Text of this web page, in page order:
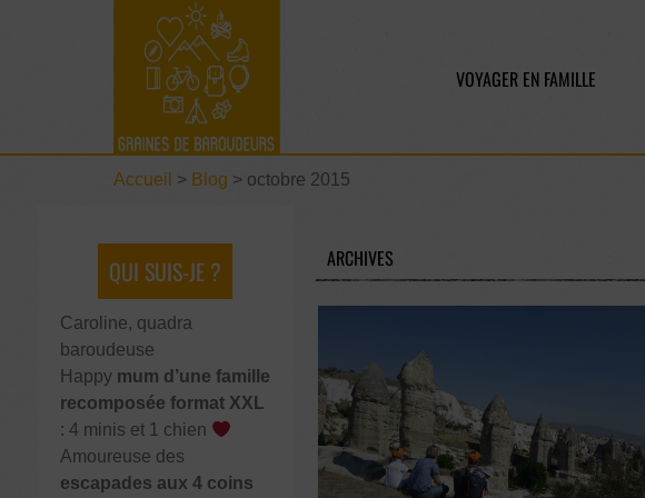
VOYAGER EN FAMILLE
Accueil > Blog > octobre 2015
QUI SUIS-JE ?
Caroline, quadra
baroudeuse
Happy mum d’une famille
recomposée format XXL
: 4 minis et 1 chien
Amoureuse des
escapades aux 4 coins
ARCHIVES